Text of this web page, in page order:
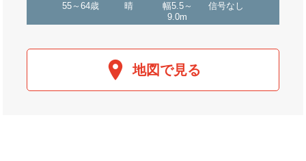
55～64歳 晴
幅5.5～
9.0m
信号なし
地図で見る